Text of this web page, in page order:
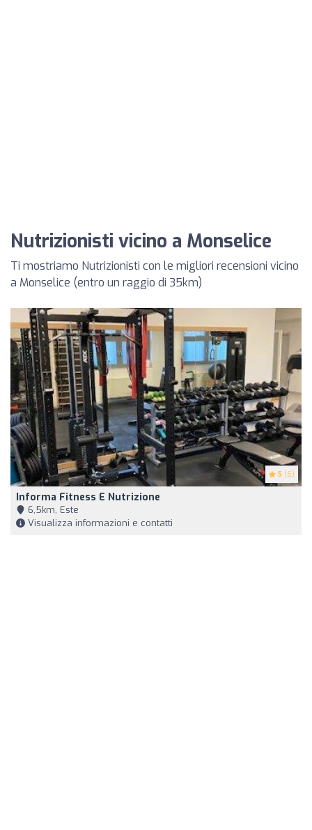
Nutrizionisti vicino a Monselice
Ti mostriamo Nutrizionisti con le migliori recensioni vicino
a Monselice (entro un raggio di 35km)
5 (6)
Informa Fitness E Nutrizione
6,5km, Este
Visualizza informazioni e contatti